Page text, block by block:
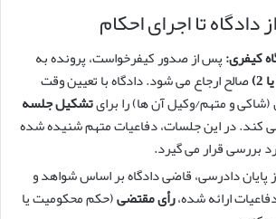
تا اجرای احکام
کیفری:پس از صدور کیفرخواست، پرونده به
صالح ارجاع می شود. دادگاه با تعیین وقت
و متهم/وکیل آن ها) را برایتشکیل جلسه
کند. در این جلسات، دفاعیات متهم شنیده شده
بررسی قرار می گیرد.
پایان دادرسی، قاضی دادگاه بر اساس شواهد و
ارائه شده،رأی مقتضی(حکم محکومیت یا